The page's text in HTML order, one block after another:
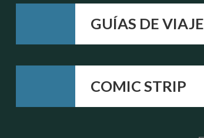
GUÍAS DE VIAJE
COMIC STRIP